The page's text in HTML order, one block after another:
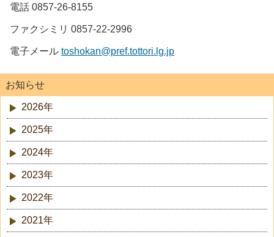
電話 0857-26-8155
ファクシミリ 0857-22-2996
電子メール toshokan@pref.tottori.lg.jp
お知らせ
2026年
2025年
2024年
2023年
2022年
2021年